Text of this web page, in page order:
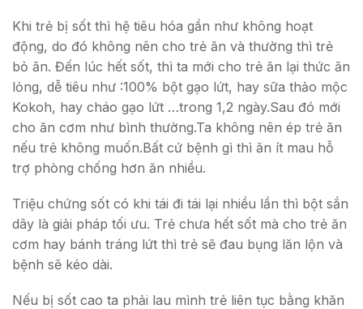
Khi trẻ bị sốt thì hệ tiêu hóa gần như không hoạt
động, do đó không nên cho trẻ ăn và thường thì trẻ
bỏ ăn. Đến lúc hết sốt, thì ta mới cho trẻ ăn lại thức ăn
lỏng, dễ tiêu như :100% bột gạo lứt, hay sữa thảo mộc
Kokoh, hay cháo gạo lứt …trong 1,2 ngày.Sau đó mới
cho ăn cơm như bình thường.Ta không nên ép trẻ ăn
nếu trẻ không muốn.Bất cứ bệnh gì thì ăn ít mau hỗ
trợ phòng chống hơn ăn nhiều.
Triệu chứng sốt có khi tái đi tái lại nhiều lần thì bột sắn
dây là giải pháp tối ưu. Trẻ chưa hết sốt mà cho trẻ ăn
cơm hay bánh tráng lứt thì trẻ sẽ đau bụng lăn lộn và
bệnh sẽ kéo dài.
Nếu bị sốt cao ta phải lau mình trẻ liên tục bằng khăn